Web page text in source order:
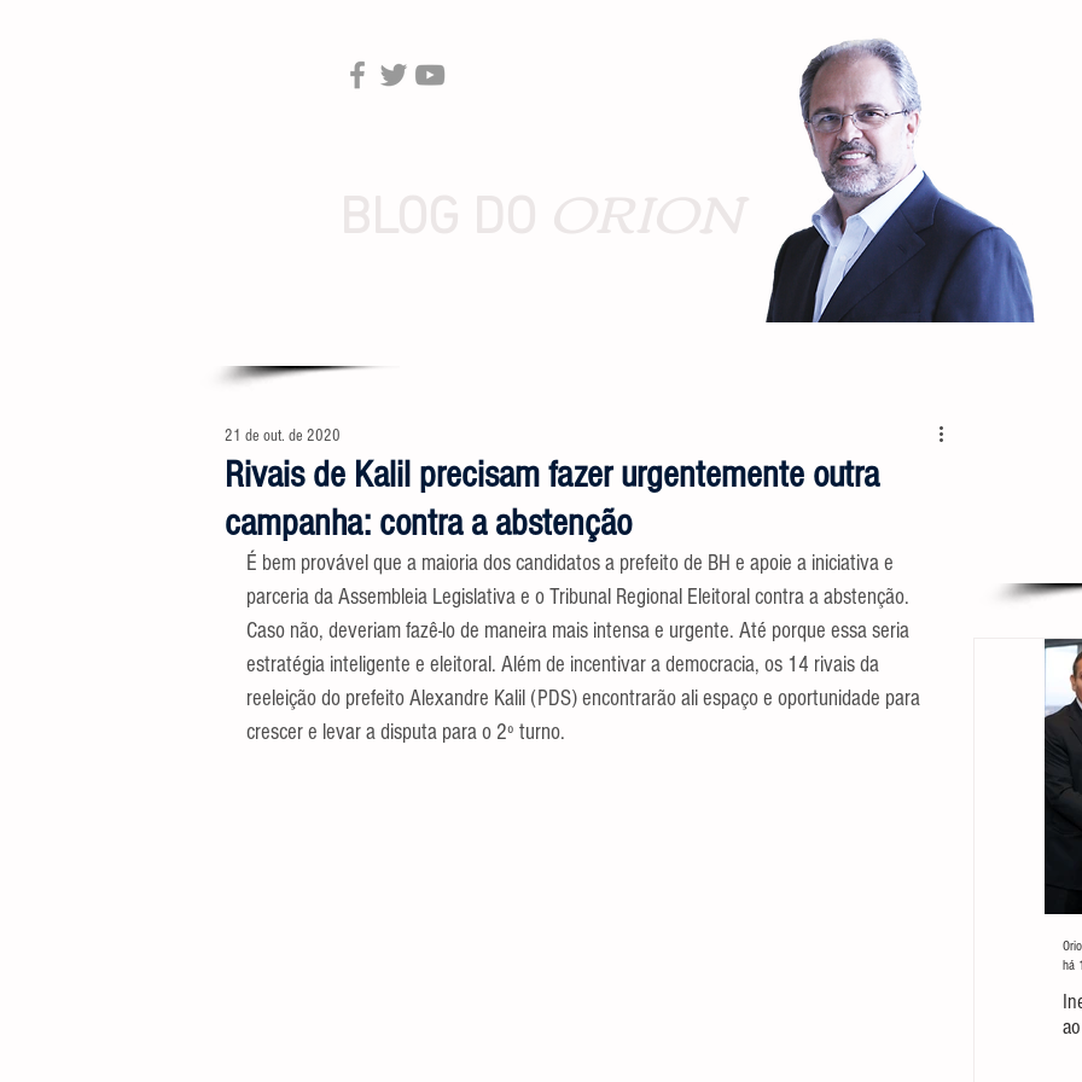
Rivais de Kalil precisam fazer urgentemente outra
campanha: contra a abstenção
21 de out. de 2020
É bem provável que a maioria dos candidatos a prefeito de BH e apoie a iniciativa e
parceria da Assembleia Legislativa e o Tribunal Regional Eleitoral contra a abstenção.
Caso não, deveriam fazê-lo de maneira mais intensa e urgente. Até porque essa seria
estratégia inteligente e eleitoral. Além de incentivar a democracia, os 14 rivais da
reeleição do prefeito Alexandre Kalil (PDS) encontrarão ali espaço e oportunidade para
crescer e levar a disputa para o 2º turno.
há